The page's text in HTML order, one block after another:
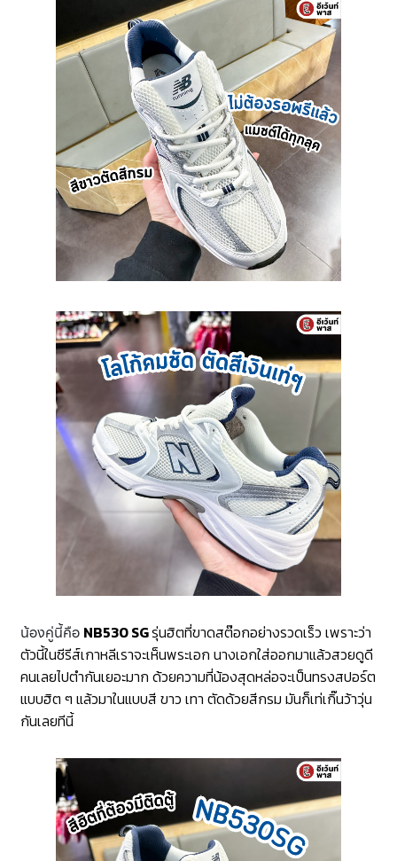
น้องคู่นี้คือ NB530 SGรุ่นฮิตที่ขาดสต๊อกอย่างรวดเร็ว เพราะว่า
ตัวนี้ในซีรีส์เกาหลีเราจะเห็นพระเอก นางเอกใส่ออกมาแล้วสวยดูดี
คนเลยไปตำกันเยอะมาก ด้วยความที่น้องสุดหล่อจะเป็นทรงสปอร์ต
แบบฮิต ๆ แล้วมาในแบบสี ขาว เทา ตัดด้วยสีกรม มันก็เท่เกิ๊นว้าวุ่น
กันเลยทีนี้